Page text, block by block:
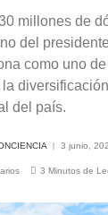
millones de
del
como uno
del país.
3 junio,
3 Minutos de